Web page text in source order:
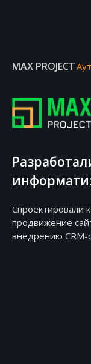
MAX PROJECT
Спроектировали
продвижение
внедрению CRM-